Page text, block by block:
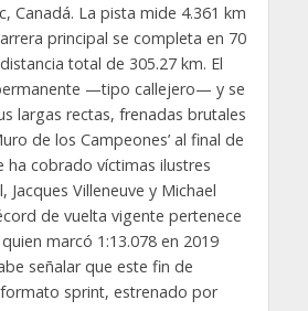
Canadá. La pista mide 4.361 km
principal se completa en 70
total de 305.27 km. El
—tipo callejero— y se
largas rectas, frenadas brutales
de los Campeones’ al final de
ha cobrado víctimas ilustres
Jacques Villeneuve y Michael
de vuelta vigente pertenece
marcó 1:13.078 en 2019
señalar que este fin de
sprint, estrenado por